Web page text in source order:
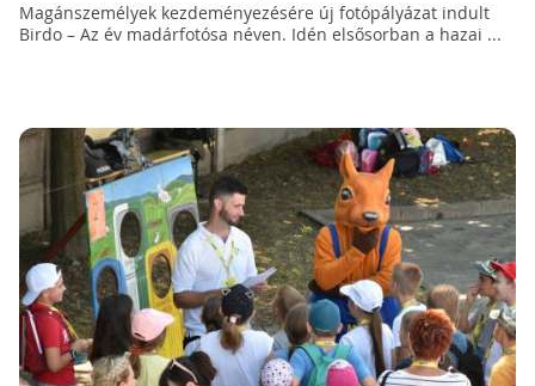
Magánszemélyek kezdeményezésére új fotópályázat indult
Birdo – Az év madárfotósa néven. Idén elsősorban a hazai ...